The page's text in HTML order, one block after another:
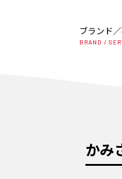
ブランド
BRAND /
かみ